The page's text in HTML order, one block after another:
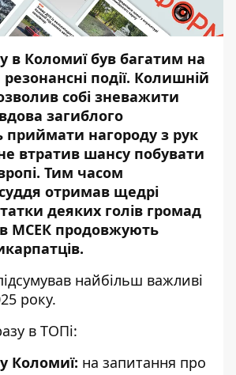
в Коломиї був багатим на
події. Колишній
собі зневажити
загиблого
приймати нагороду з рук
втратив шансу побувати
Тим часом
отримав щедрі
деяких голів громад
МСЕК продовжують
найбільш важливі
року.
в ТОПі:
Коломиї: на запитання про